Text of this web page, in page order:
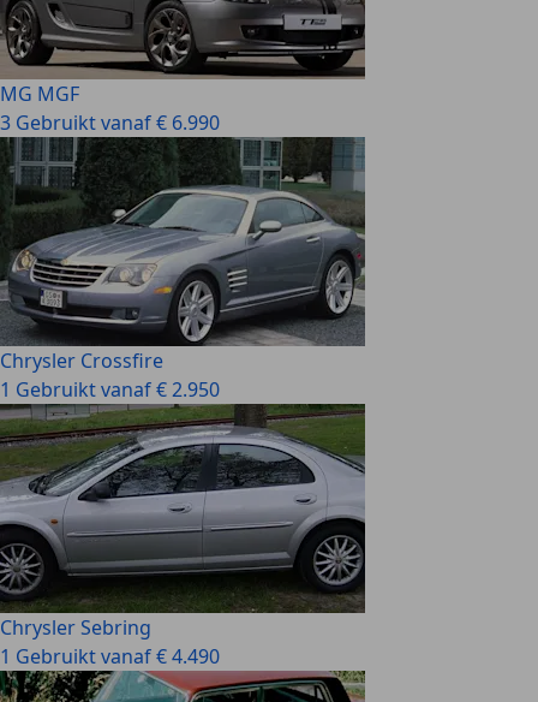
MG MGF
3 Gebruikt vanaf € 6.990
Chrysler Crossfire
1 Gebruikt vanaf € 2.950
Chrysler Sebring
1 Gebruikt vanaf € 4.490